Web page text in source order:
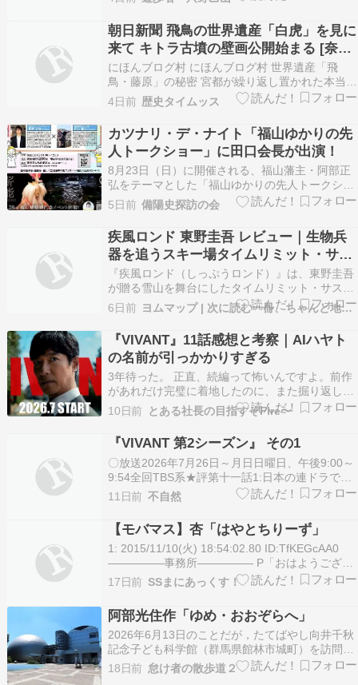
「純米酒」になるのだが、ラベルのどこにも「純
米」という言葉が見当たらない。おそらく純米を
アピールする必要がないような酒を造っていると
いうことだろうね…
朝日新聞 飛鳥の世界遺産「白虎」を見に
来て キトラ古墳の壁画公開始まる [奈良
県]
にほんブログ村 にほんブログ村 世界遺産「飛
鳥・藤原」の秘密 宮都が繰り返し置かれた本当の
理由とは世界遺産決定で沸く「飛鳥・藤原」。な
ぜこの地に、歴代天皇の「宮都」が繰り返し置か
れたのだろうか。意外と知らない「宮」と「都」
の違いや、古代の飛鳥がカバーしていた具体的な
範囲を整理し…
4日前 歴史タイムッス
カツナリ・デ・ナイト「福山ゆかりの先
人トークショー」に田口会長が出演！
8月23日（日）に開催される、福山藩主・阿部正
弘をテーマとした「福山ゆかりの先人トークショ
ー」に、当会の田口会長が出演します。 ご興味の
ある方は、ぜひご参加ください。 なお、本行事に
関するお問い合わせは、主催の福山観光コンベン
ション協会へお願いいたします。 The post カ
ツ…
5日前 備陽史探訪の会
疾風ロンド 東野圭吾 レビュー｜生物兵
器を追うスキー場タイムリミット・サス
ペンス あらすじ・読みどころ完全ガイド
【2026年最新】
『疾風ロンド（しっぷうロンド）』は、東野圭吾
が贈る雪山を舞台にしたタイムリミット・サスペ
ンスです。研究所から盗み出された生物兵器が、
あるスキー場のどこかに埋められてしまう——そ
の在り処を示す目印を探して、主人公たちが刻々
と過ぎる時間のなかでゲレンデを奔走していく、
という物語。エン…
6日前 ヨムマップ | 次に読む一冊、ちゃんと地図にします。
『VIVANT』11話感想と考察｜AIハヤト
の名前が引っかかりすぎる
3年待った。 正直、続編って怖いんですよ。前作
があれだけ完璧に着地したのに、また掘り返して
大丈夫なのかと。日曜の夜、テレビの前に座りな
がら「頼むから蛇足にならないでくれ」と思って
いました。 で、25分拡大の約80分後。 こっちは
何も解決していないのに、心拍数だけ上がって終
わりま…
10日前 とある社長の目指すぞFire〜
『VIVANT 第2シーズン』 その1
〇放送2026年7月26日～月日日曜日、午後9:00～
9:54全回TBS系★評第十一話1:日本の連ドラで一
番やる気があり気合が入っているのが、日曜日午
後9時のTBS。3年振りのヴィヴァン、今回はどう
でしょうねぇ。さて、観てみると…2:ふ～ん、相
変わらず面白い(^^♪。テンポの速さ…
11日前 不自然
【モバマス】杏「はやとちりーず」
1: 2015/11/10(火) 18:54:02.80 ID:TfKEGcAA0
―――――事務所――――― P「おはようござい
まーす」ｶﾞﾁｬ ちひろ「おはようございます、プロ
デューサーさん。なんだか今日は早いですね？」
P「いえ、ちょっと早く目が覚めちゃっただけで
すよ。事務…
17日前 SSまにあっくす！
阿部光住作「ゆめ・おおぞらへ」
2026年6月13日のことだが，たてばやし向井千秋
記念子ども科学館（群馬県館林市城町）を訪問し
た。たてばやし向井千秋記念子ども科学館の敷地
入口付近に設置されている阿部光住作「ゆめ・お
18日前 怠け者の散歩道２